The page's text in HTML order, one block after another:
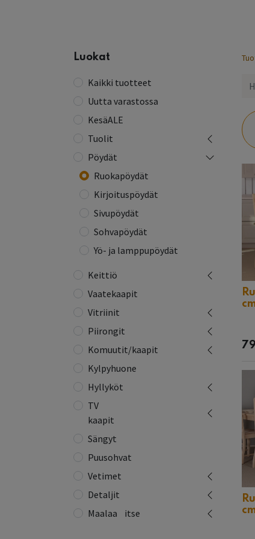
Luokat
Kaikki tuotteet
Uutta varastossa
KesäALE
Tuolit
Pöydät
Ruokapöydät
Kirjoituspöydät
Sivupöydät
Sohvapöydät
Yö- ja lamppupöydät
Keittiö
Vaatekaapit
Vitriinit
Piirongit
Komuutit/kaapit
Kylpyhuone
Hyllyköt
TV
kaapit
Sängyt
Puusohvat
Vetimet
Detaljit
Maalaa⠀itse